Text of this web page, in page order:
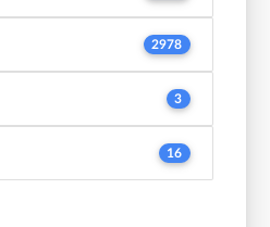
2978
3
16